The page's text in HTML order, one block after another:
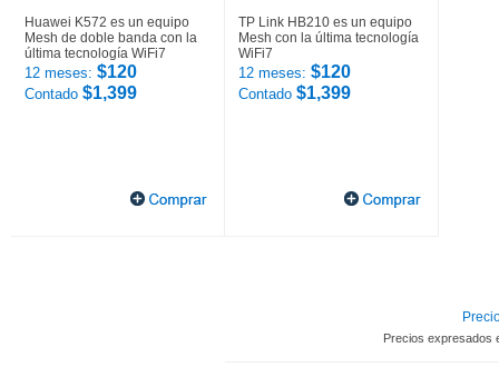
Huawei K572 es un equipo
Mesh de doble banda con la
última tecnología WiFi7
12 meses: $120
Contado $1,399
TP Link HB210 es un equipo
Mesh con la última tecnología
WiFi7
12 meses: $120
Contado $1,399
Precios expresados